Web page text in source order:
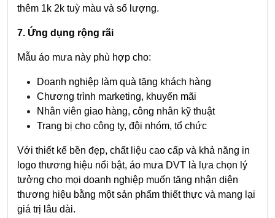
thêm 1k 2k tuỳ màu và số lượng.
7. Ứng dụng rộng rãi
Mẫu áo mưa này phù hợp cho:
Doanh nghiệp làm quà tặng khách hàng
Chương trình marketing, khuyến mãi
Nhân viên giao hàng, công nhân kỹ thuật
Trang bị cho công ty, đội nhóm, tổ chức
Với thiết kế bền đẹp, chất liệu cao cấp và khả năng in
logo thương hiệu nổi bật, áo mưa DVT là lựa chọn lý
tưởng cho mọi doanh nghiệp muốn tăng nhận diện
thương hiệu bằng một sản phẩm thiết thực và mang lại
giá trị lâu dài.